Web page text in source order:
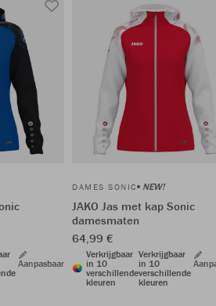
Aanpasbaar
DAMES SONIC NEW!
JAKO Jas met kap Sonic
damesmaten
64,99 €
Verkrijgbaar
in 10
verschillende
kleuren
Verkrijgbaar
in 10
verschillende
kleuren